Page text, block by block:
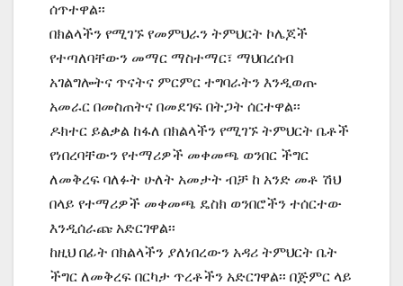
ሰጥተዋል፡፡
በክልላችን የሚገኙ የመምህራን ትምህርት ኮሌጆች
የተጣለባቸውን መማር ማስተማር፣ ማህበረሰብ
አገልግሎትና ጥናትና ምርምር ተግባራትን እንዲወጡ
አመራር በመስጠትና በመደገፍ በትጋት ሰርተዋል፡፡
ዶክተር ይልቃል ከፋለ በክልላችን የሚገኙ ትምህርት ቤቶች
የነበረባቸውን የተማሪዎች መቀመጫ ወንበር ችግር
ለመቅረፍ ባለፉት ሁለት አመታት ብቻ ከ አንድ መቶ ሽህ
በላይ የተማሪዎች መቀመጫ ዴስክ ወንበሮችን ተሰርተው
እንዲሰራጩ አድርገዋል፡፡
ከዚህ በፊት በክልላችን ያለነበረውን አዳሪ ትምህርት ቤት
ችግር ለመቅረፍ በርካታ ጥረቶችን አድርገዋል፡፡ በጅምር ላይ